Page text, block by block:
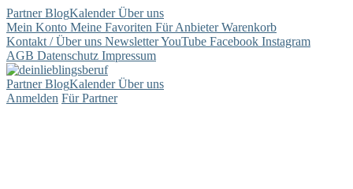
PartnerBlogKalenderÜber uns
Mein Konto Meine Favoriten Für AnbieterWarenkorb
Kontakt / Über uns NewsletterYouTube Facebook Instagram
AGB Datenschutz Impressum
PartnerBlogKalenderÜber uns
Anmelden Für Partner